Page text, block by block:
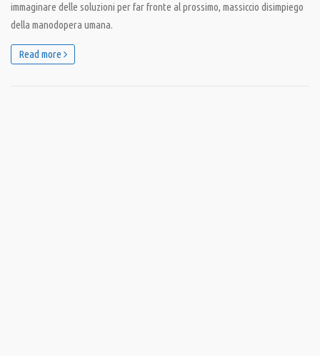
immaginare delle soluzioni per far fronte al prossimo, massiccio disimpiego
della manodopera umana.
Read more